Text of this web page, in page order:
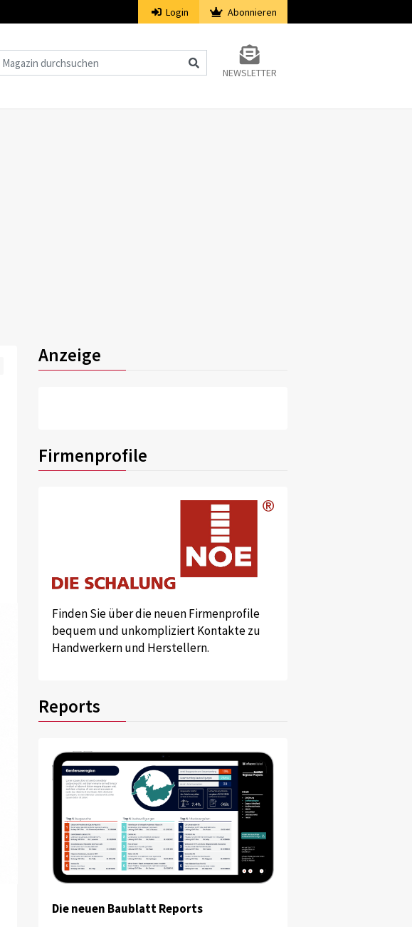
Login Abonnieren
NEWSLETTER
Anzeige
Firmenprofile
Finden Sie über die neuen Firmenprofile
bequem und unkompliziert Kontakte zu
Handwerkern und Herstellern.
Reports
Die neuen Baublatt Reports